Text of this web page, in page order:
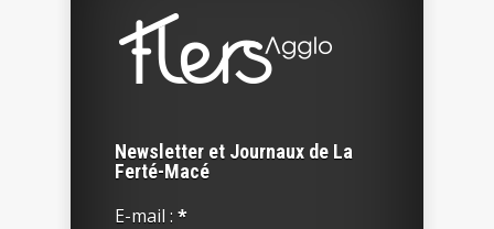
Newsletter et Journaux de La
Ferté-Macé
E-mail : *